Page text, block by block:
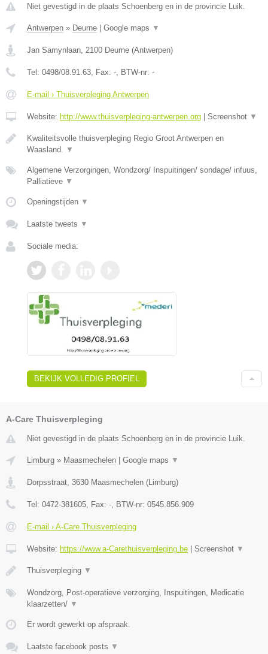
Niet gevestigd in de plaats Schoenberg en in de provincie Luik.
Antwerpen » Deurne Google maps ▼
Jan Samynlaan, 2100 Deurne (Antwerpen)
Tel: 0498/08.91.63, Fax: -, BTW-nr: -
E-mail › Thuisverpleging Antwerpen
Website: http://www.thuisverpleging-antwerpen.org Screenshot ▼
Kwaliteitsvolle thuisverpleging Regio Groot Antwerpen en
Waasland. ▼
Algemene Verzorgingen, Wondzorg/ Inspuitingen/ sondage/ infuus,
Palliatieve ▼
Openingstijden ▼
Laatste tweets ▼
Sociale media:
BEKIJK VOLLEDIG PROFIEL
A-Care Thuisverpleging
Niet gevestigd in de plaats Schoenberg en in de provincie Luik.
Limburg » Maasmechelen Google maps ▼
Dorpsstraat, 3630 Maasmechelen (Limburg)
Tel: 0472-381605, Fax: -, BTW-nr: 0545.856.909
E-mail › A-Care Thuisverpleging
Website: https://www.a-Carethuisverpleging.be Screenshot ▼
Thuisverpleging ▼
Wondzorg, Post-operatieve verzorging, Inspuitingen, Medicatie
klaarzetten/ ▼
Er wordt gewerkt op afspraak.
Laatste facebook posts ▼